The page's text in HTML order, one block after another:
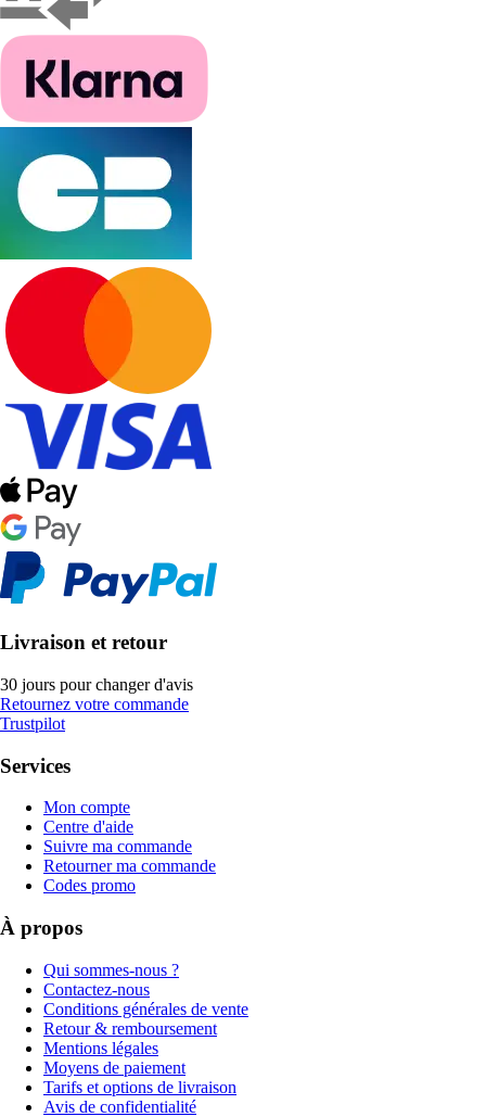
Livraison et retour
30 jours pour changer d'avis
Retournez votre commande
Trustpilot
Services
Mon compte
Centre d'aide
Suivre ma commande
Retourner ma commande
Codes promo
À propos
Qui sommes-nous ?
Contactez-nous
Conditions générales de vente
Retour & remboursement
Mentions légales
Moyens de paiement
Tarifs et options de livraison
Avis de confidentialité